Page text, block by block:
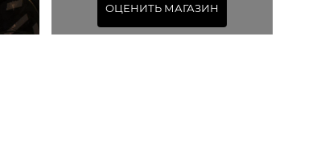
ОЦЕНИТЬ МАГАЗИН